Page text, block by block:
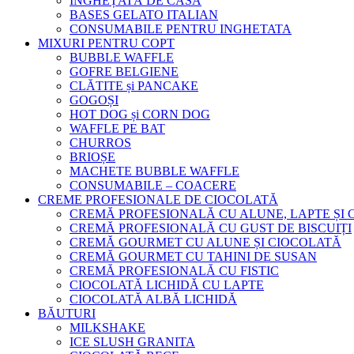
BASES GELATO ITALIAN
CONSUMABILE PENTRU INGHETATA
MIXURI PENTRU COPT
BUBBLE WAFFLE
GOFRE BELGIENE
CLĂTITE și PANCAKE
GOGOȘI
HOT DOG și CORN DOG
WAFFLE PE BAT
CHURROS
BRIOȘE
MACHETE BUBBLE WAFFLE
CONSUMABILE – COACERE
CREME PROFESIONALE DE CIOCOLATĂ
CREMĂ PROFESIONALĂ CU ALUNE, LAPTE ȘI
CREMĂ PROFESIONALĂ CU GUST DE BISCUIȚI
CREMĂ GOURMET CU ALUNE ȘI CIOCOLATĂ
CREMĂ GOURMET CU TAHINI DE SUSAN
CREMĂ PROFESIONALĂ CU FISTIC
CIOCOLATĂ LICHIDĂ CU LAPTE
CIOCOLATĂ ALBĂ LICHIDĂ
BĂUTURI
MILKSHAKE
ICE SLUSH GRANITA